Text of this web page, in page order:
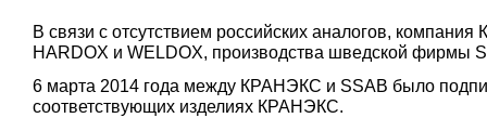
В связи с отсутствием российских аналогов,
HARDOX и WELDOX, производства шведской фирмы
6 марта 2014 года между КРАНЭКС и SSAB было
соответствующих изделиях КРАНЭКС.